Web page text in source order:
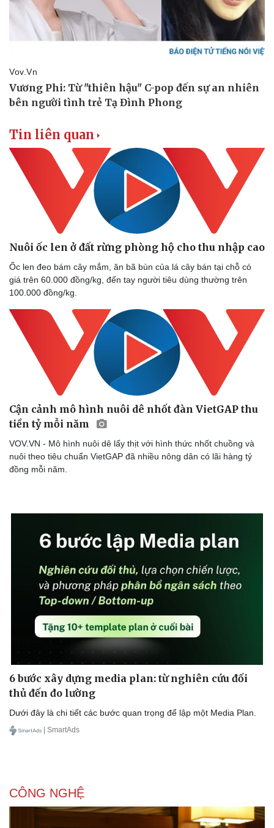
Doanh nghiệp 24h
Tin liên quan
Nuôi ốc len ở đất rừng phòng hộ cho thu nhập cao
Ốc len đeo bám cây mắm, ăn bã bùn của lá cây bán tại chỗ có
giá trên 60.000 đồng/kg, đến tay người tiêu dùng thường trên
100.000 đồng/kg.
Cận cảnh mô hình nuôi dê nhốt đàn VietGAP thu
tiền tỷ mỗi năm
VOV.VN - Mô hình nuôi dê lấy thịt với hình thức nhốt chuồng và
nuôi theo tiêu chuẩn VietGAP đã nhiều nông dân có lãi hàng tỷ
đồng mỗi năm.
6 bước xây dựng media plan: từ nghiên cứu đối
thủ đến đo lường
Dưới đây là chi tiết các bước quan trọng để lập một Media Plan.
| SmartAds
CÔNG NGHỆ